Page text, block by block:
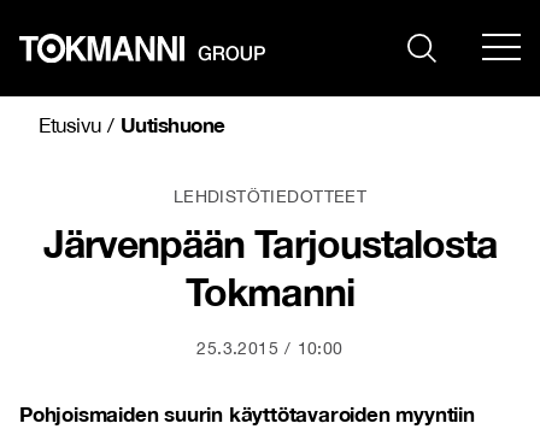
sisältöön
Etusivu/ Uutishuone
LEHDISTÖTIEDOTTEET
Järvenpään Tarjoustalosta
Tokmanni
25.3.2015 10:00
Pohjoismaiden suurin käyttötavaroiden myyntiin